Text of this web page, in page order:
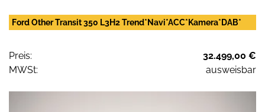
Ford Other Transit 350 L3H2 Trend*Navi*ACC*Kamera*DAB*
Preis:
32.499,00 €
MWSt:
ausweisbar